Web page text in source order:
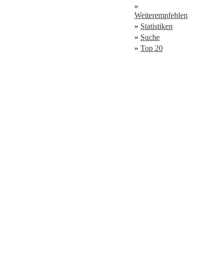
»
Weiterempfehlen
» Statistiken
» Suche
» Top 20